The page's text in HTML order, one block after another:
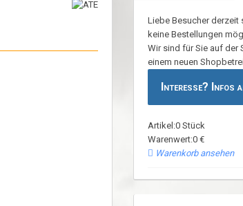
Liebe Besucher derzeit
keine Bestellungen
Wir sind für Sie auf der
einem neuen
Interesse? Infos
Artikel:0 Stück
Warenwert:0 €
Warenkorb ansehen